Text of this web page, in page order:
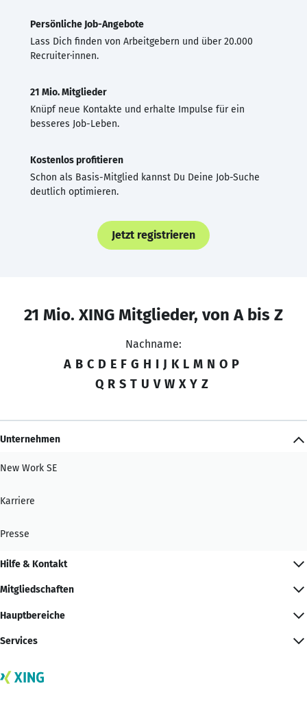
Persönliche Job-Angebote
Lass Dich finden von Arbeitgebern und über 20.000
Recruiter·innen.
21 Mio. Mitglieder
Knüpf neue Kontakte und erhalte Impulse für ein
besseres Job-Leben.
Kostenlos profitieren
Schon als Basis-Mitglied kannst Du Deine Job-Suche
deutlich optimieren.
Jetzt registrieren
21 Mio. XING Mitglieder, von A bis Z
Nachname:
A B C D E F G H I J K L M N O P
Q R S T U V W X Y Z
Unternehmen
New Work SE
Karriere
Presse
Hilfe & Kontakt
Mitgliedschaften
Hauptbereiche
Services